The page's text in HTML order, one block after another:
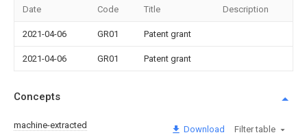
Date Code Title Description
2021-04-06 GR01 Patent grant
2021-04-06 GR01 Patent grant
Concepts
machine-extracted Download Filter table